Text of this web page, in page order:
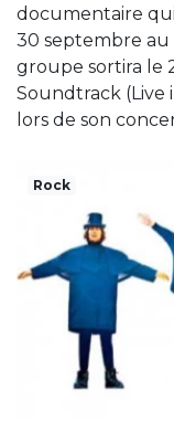
documentaire
30 septembre au
groupe sortira le
Soundtrack (Live
lors de son
Rock